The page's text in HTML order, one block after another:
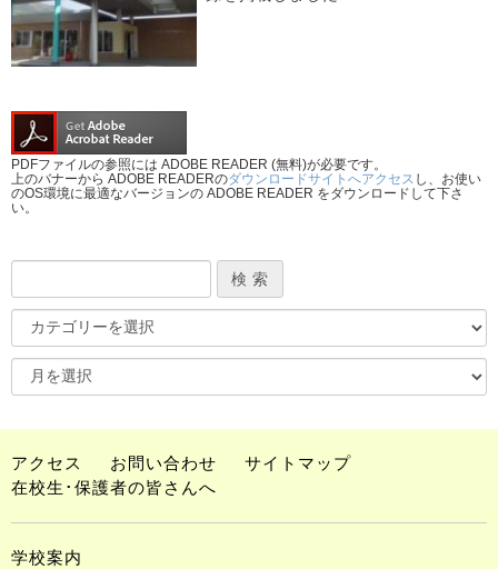
PDFファイルの参照には ADOBE READER (無料)が必要です。
上のバナーから ADOBE READERのダウンロードサイトへアクセス し、お使い
のOS環境に最適なバージョンの ADOBE READER をダウンロードして下さ
い。
アクセス お問い合わせ
サイトマップ
在校生･保護者の皆さんへ
学校案内